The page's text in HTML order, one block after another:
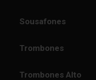
Sousafones
Trombones
Trombones Alto